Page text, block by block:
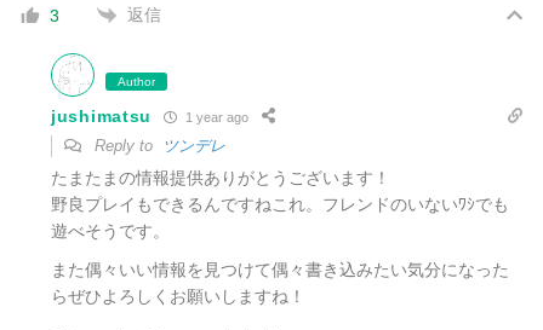
3 返信
Author
jushimatsu 1 year ago
Reply to ツンデレ
たまたまの情報提供ありがとうございます！
野良プレイもできるんですねこれ。フレンドのいないﾜｼでも
遊べそうです。
また偶々いい情報を見つけて偶々書き込みたい気分になった
らぜひよろしくお願いしますね！